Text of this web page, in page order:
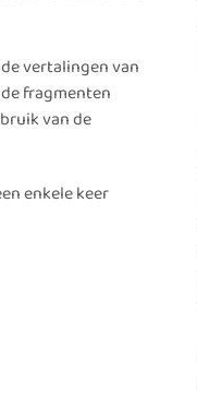
vertalingen van
fragmenten
van de
enkele keer